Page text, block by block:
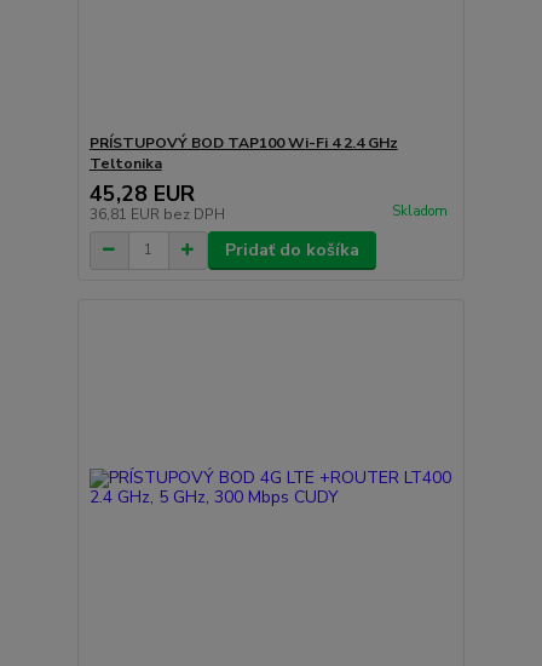
PRÍSTUPOVÝ BOD TAP100 Wi-Fi 4 2.4 GHz
Teltonika
45,28 EUR
36,81 EUR bez DPH Skladom
Pridať do košíka